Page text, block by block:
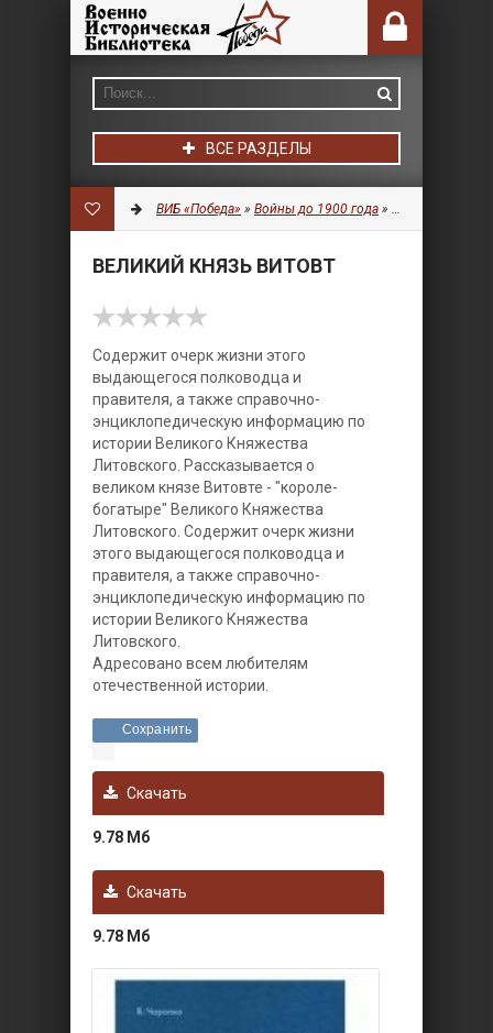
ВСЕ РАЗДЕЛЫ
ВИБ «Победа» » Войны до 1900 года » Разное
ВЕЛИКИЙ КНЯЗЬ ВИТОВТ
Содержит очерк жизни этого
выдающегося полководца и
правителя, а также справочно-
энциклопедическую информацию по
истории Великого Княжества
Литовского. Рассказывается о
великом князе Витовте - "короле-
богатыре" Великого Княжества
Литовского. Содержит очерк жизни
этого выдающегося полководца и
правителя, а также справочно-
энциклопедическую информацию по
истории Великого Княжества
Литовского.
Адресовано всем любителям
отечественной истории.
Сохранить
Скачать
9.78 Мб
Скачать
9.78 Мб